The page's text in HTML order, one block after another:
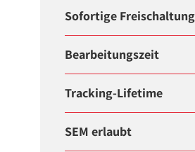
Sofortige Freischaltung
Bearbeitungszeit
Tracking-Lifetime
SEM erlaubt